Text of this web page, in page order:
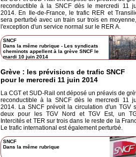
reconductible à la SNCF dès le mercredi 11
2014. En Ile-de-France, le trafic RER et
sera perturbé avec un train sur trois en
l'exception d'un service normal sur le RER A.
SNCF
Dans la même rubrique - Les syndicats
cheminots appellent à la grève SNCF le
mardi 10 juin 2014
Grève : les prévisions de trafic SNCF
pour le mercredi 11 juin 2014
La CGT et SUD-Rail ont déposé un préavis de
reconductible à la SNCF dès le mercredi 11
2014. La SNCF prévoit la circulation d'un TGV
deux pour les TGV Nord et TGV Est, un
Intercités et TER sur trois dans le reste de la
Le trafic international est également perturbé.
SNCF
Dans la même rubrique